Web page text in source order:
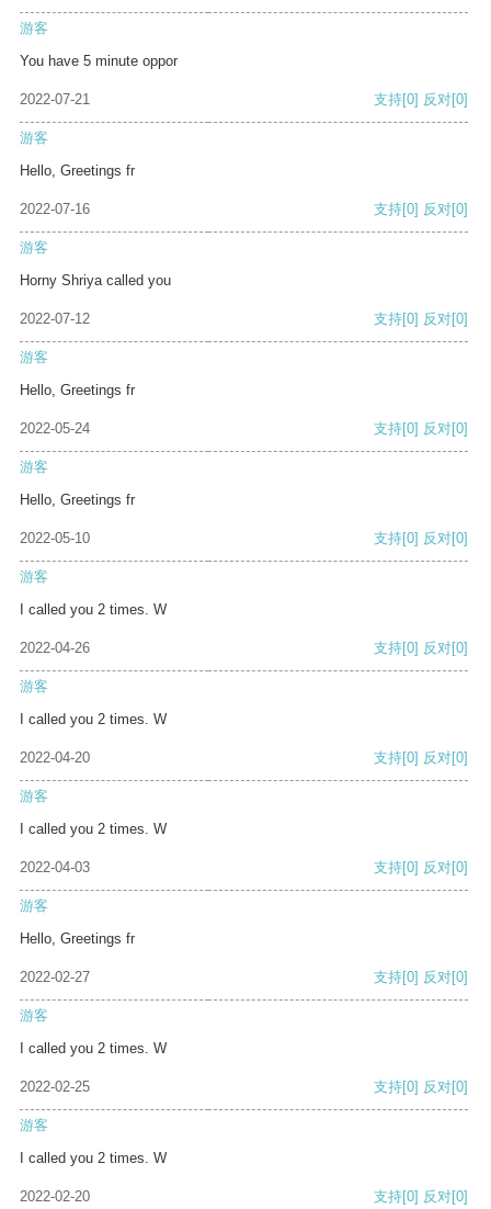
游客
You have 5 minute oppor
2022-07-21 支持[0] 反对[0]
游客
Hello, Greetings fr
2022-07-16 支持[0] 反对[0]
游客
Horny Shriya called you
2022-07-12 支持[0] 反对[0]
游客
Hello, Greetings fr
2022-05-24 支持[0] 反对[0]
游客
Hello, Greetings fr
2022-05-10 支持[0] 反对[0]
游客
I called you 2 times. W
2022-04-26 支持[0] 反对[0]
游客
I called you 2 times. W
2022-04-20 支持[0] 反对[0]
游客
I called you 2 times. W
2022-04-03 支持[0] 反对[0]
游客
Hello, Greetings fr
2022-02-27 支持[0] 反对[0]
游客
I called you 2 times. W
2022-02-25 支持[0] 反对[0]
游客
I called you 2 times. W
2022-02-20 支持[0] 反对[0]